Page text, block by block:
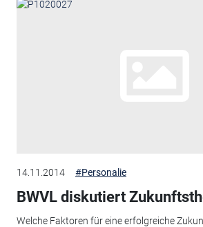
14.11.2014 #Personalie
BWVL diskutiert
Welche Faktoren für eine erfolgreiche